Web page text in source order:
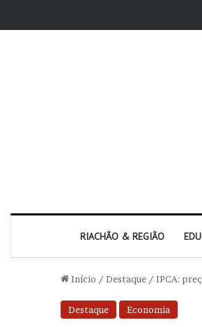
RIACHÃO & REGIÃO
Início / Destaque / IPCA:
Destaque Economia